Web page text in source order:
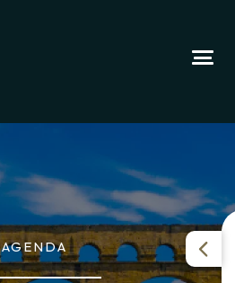
AGENDA